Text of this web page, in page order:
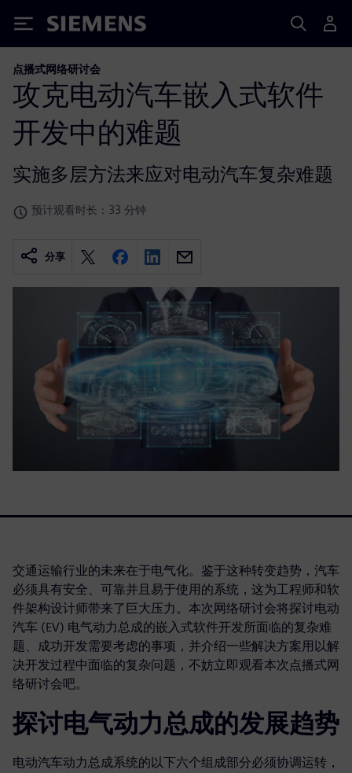
Siemens
点播式网络研讨会
攻克电动汽车嵌入式软件
开发中的难题
实施多层方法来应对电动汽车复杂难题
预计观看时长：33 分钟
分享
交通运输行业的未来在于电气化。鉴于这种转变趋势，汽车
必须具有安全、可靠并且易于使用的系统，这为工程师和软
件架构设计师带来了巨大压力。本次网络研讨会将探讨电动
汽车 (EV) 电气动力总成的嵌入式软件开发所面临的复杂难
题、成功开发需要考虑的事项，并介绍一些解决方案用以解
决开发过程中面临的复杂问题，不妨立即观看本次点播式网
络研讨会吧。
探讨电气动力总成的发展趋势
电动汽车动力总成系统的以下六个组成部分必须协调运转，